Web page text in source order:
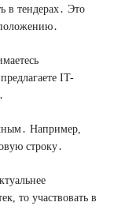
в тендерах․ Это
IT-
Например,
строку․
то участвовать в